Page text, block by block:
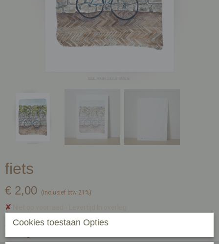
fiets
€ 2,00 (inclusief btw 21%)
✘
Handgeschreven tekst op achterzijde kaart (zwart fineliner) voor
Cookies toestaan Opties